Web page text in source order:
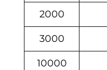
2000
3000
10000